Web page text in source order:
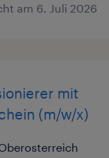
am 6. Juli 2026
mit
(m/w/x)